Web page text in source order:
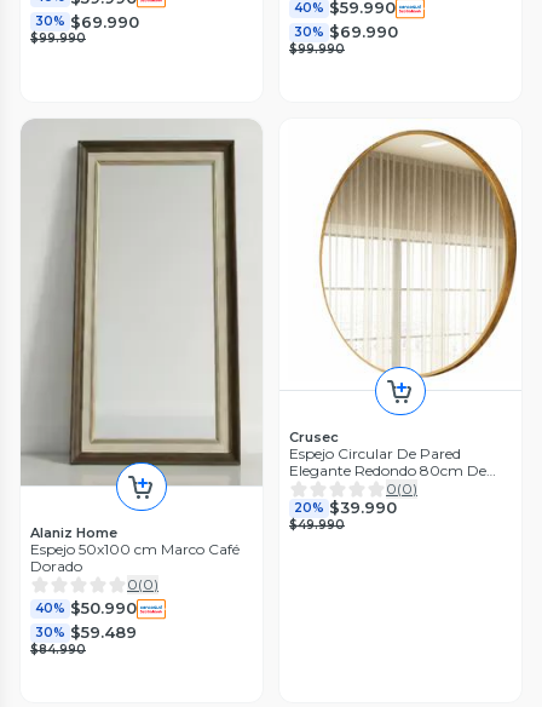
30% $69.990
$99.990
40% $59.990
30% $69.990
$99.990
Alaniz Home
Espejo 50x100 cm Marco Café
Dorado
0(0)
40% $50.990
30% $59.489
$84.990
Crusec
Espejo Circular De Pared
Elegante Redondo 80cm De
Diametro
0(0)
20% $39.990
$49.990